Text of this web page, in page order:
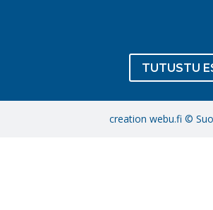
TUTUSTU
creation webu.fi ©